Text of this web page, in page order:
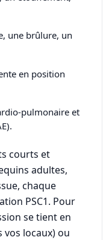
une brûlure, un
en position
pulmonaire et
courts et
adultes,
chaque
PSC1. Pour
se tient en
locaux) ou